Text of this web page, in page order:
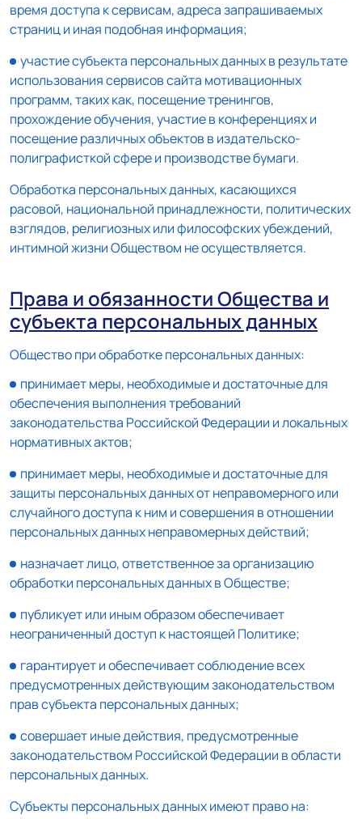
время доступа к сервисам, адреса запрашиваемых
страниц и иная подобная информация;
участие субъекта персональных данных в результате
использования сервисов сайта мотивационных
программ, таких как, посещение тренингов,
прохождение обучения, участие в конференциях и
посещение различных объектов в издательско-
полиграфисткой сфере и производстве бумаги.
Обработка персональных данных, касающихся
расовой, национальной принадлежности, политических
взглядов, религиозных или философских убеждений,
интимной жизни Обществом не осуществляется.
Права и обязанности Общества и
субъекта персональных данных
Общество при обработке персональных данных:
принимает меры, необходимые и достаточные для
обеспечения выполнения требований
законодательства Российской Федерации и локальных
нормативных актов;
принимает меры, необходимые и достаточные для
защиты персональных данных от неправомерного или
случайного доступа к ним и совершения в отношении
персональных данных неправомерных действий;
назначает лицо, ответственное за организацию
обработки персональных данных в Обществе;
публикует или иным образом обеспечивает
неограниченный доступ к настоящей Политике;
гарантирует и обеспечивает соблюдение всех
предусмотренных действующим законодательством
прав субъекта персональных данных;
совершает иные действия, предусмотренные
законодательством Российской Федерации в области
персональных данных.
Субъекты персональных данных имеют право на: